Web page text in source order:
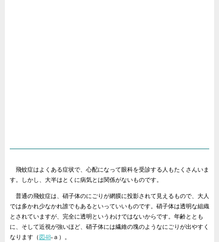
飛蚊症はよくある症状で、心配になって眼科を受診する人もたくさんいま
す。しかし、大半はとくに病気とは関係がないものです。
普通の飛蚊症は、硝子体のにごりが網膜に投影されて見えるもので、大人
では多かれ少なかれ誰でもあるといっていいものです。硝子体は透明な組織
とされていますが、完全に透明というわけではないからです。年齢ととも
に、そして近視が強いほど、硝子体には繊維の塊のようなにごりが出やすく
なります（ 図48‐ａ）。